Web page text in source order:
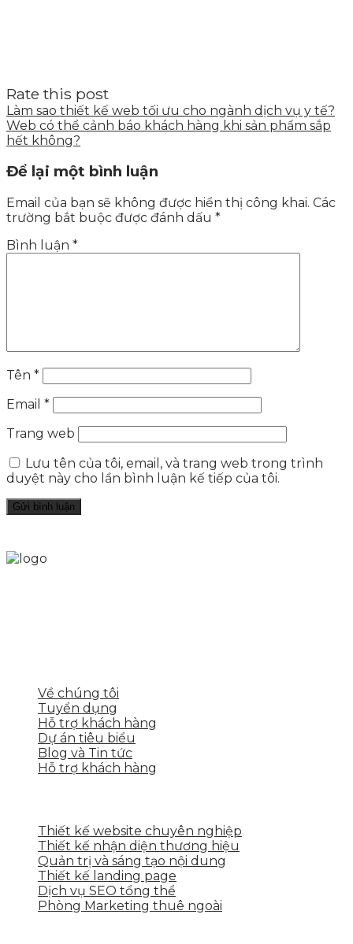
Rate this post
Làm sao thiết kế web tối ưu cho ngành dịch vụ y tế?
Web có thể cảnh báo khách hàng khi sản phẩm sắp
hết không?
Để lại một bình luận
Email của bạn sẽ không được hiển thị công khai. Các
trường bắt buộc được đánh dấu *
Bình luận *
Tên *
Email *
Trang web
Lưu tên của tôi, email, và trang web trong trình
duyệt này cho lần bình luận kế tiếp của tôi.
Về chúng tôi
Tuyển dụng
Hỗ trợ khách hàng
Dự án tiêu biểu
Blog và Tin tức
Hỗ trợ khách hàng
Thiết kế website chuyên nghiệp
Thiết kế nhận diện thương hiệu
Quản trị và sáng tạo nội dung
Thiết kế landing page
Dịch vụ SEO tổng thể
Phòng Marketing thuê ngoài